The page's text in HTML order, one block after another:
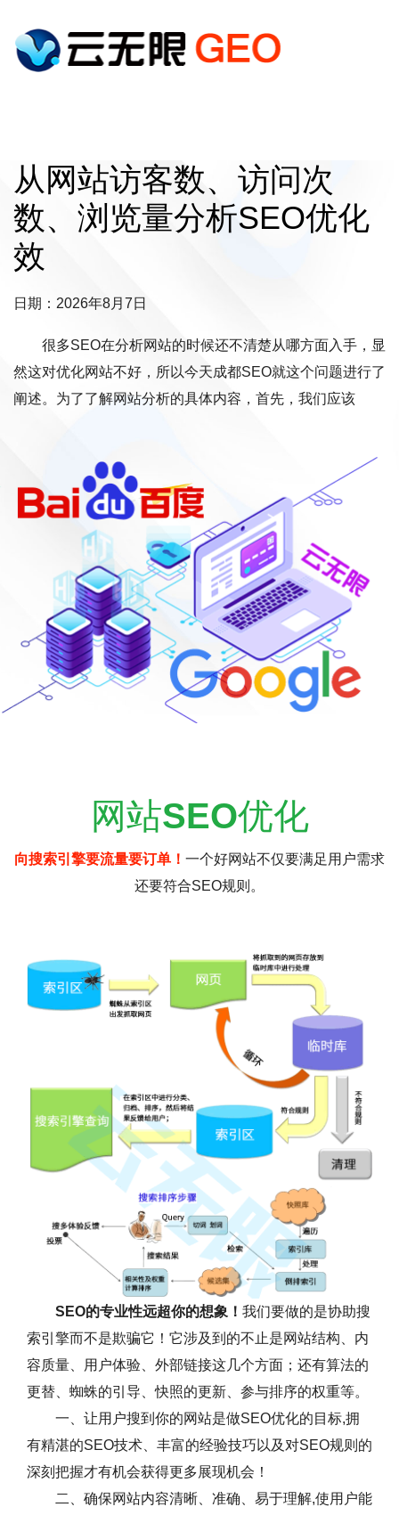
从网站访客数、访问次
数、浏览量分析SEO优化
效
日期：2026年8月7日
很多SEO在分析网站的时候还不清楚从哪方面入手，显
然这对优化网站不好，所以今天成都SEO就这个问题进行了
阐述。为了了解网站分析的具体内容，首先，我们应该
网站SEO优化
向搜索引擎要流量要订单！ 一个好网站不仅要满足用户需求
还要符合SEO规则。
SEO的专业性远超你的想象！ 我们要做的是协助搜
索引擎而不是欺骗它！它涉及到的不止是网站结构、内
容质量、用户体验、外部链接这几个方面；还有算法的
更替、蜘蛛的引导、快照的更新、参与排序的权重等。
一、让用户搜到你的网站是做SEO优化的目标,拥
有精湛的SEO技术、丰富的经验技巧以及对SEO规则的
深刻把握才有机会获得更多展现机会！
二、确保网站内容清晰、准确、易于理解,使用户能